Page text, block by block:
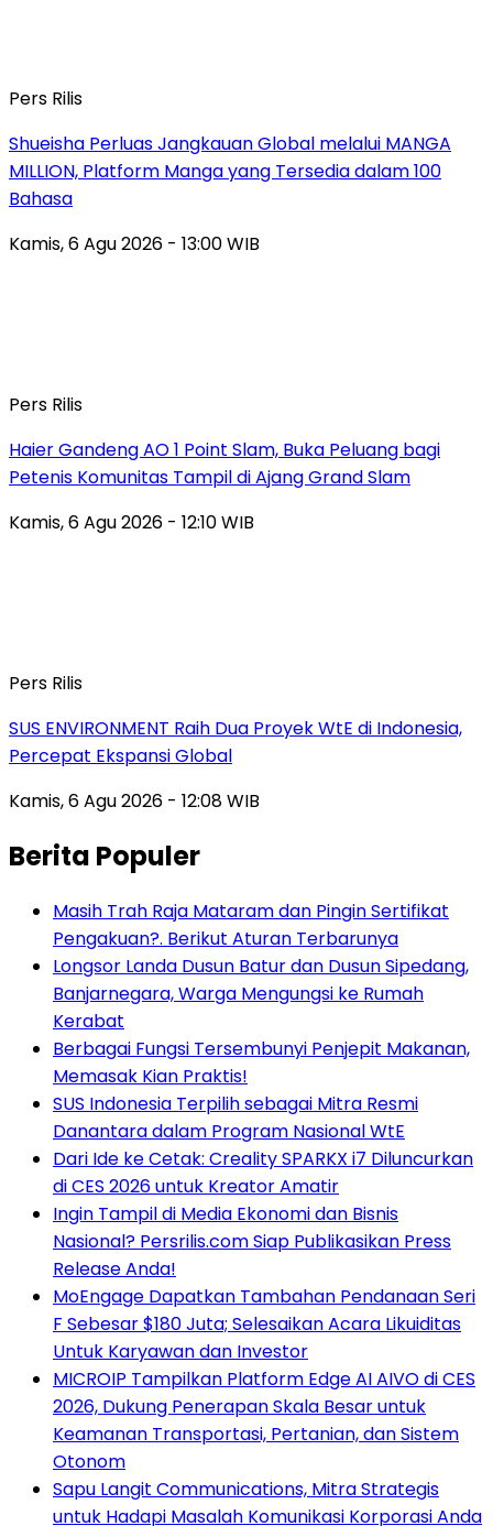
Pers Rilis
Shueisha Perluas Jangkauan Global melalui MANGA
MILLION, Platform Manga yang Tersedia dalam 100
Bahasa
Kamis, 6 Agu 2026 - 13:00 WIB
Pers Rilis
Haier Gandeng AO 1 Point Slam, Buka Peluang bagi
Petenis Komunitas Tampil di Ajang Grand Slam
Kamis, 6 Agu 2026 - 12:10 WIB
Pers Rilis
SUS ENVIRONMENT Raih Dua Proyek WtE di Indonesia,
Percepat Ekspansi Global
Kamis, 6 Agu 2026 - 12:08 WIB
Berita Populer
Masih Trah Raja Mataram dan Pingin Sertifikat
Pengakuan?. Berikut Aturan Terbarunya
Longsor Landa Dusun Batur dan Dusun Sipedang,
Banjarnegara, Warga Mengungsi ke Rumah
Kerabat
Berbagai Fungsi Tersembunyi Penjepit Makanan,
Memasak Kian Praktis!
SUS Indonesia Terpilih sebagai Mitra Resmi
Danantara dalam Program Nasional WtE
Dari Ide ke Cetak: Creality SPARKX i7 Diluncurkan
di CES 2026 untuk Kreator Amatir
Ingin Tampil di Media Ekonomi dan Bisnis
Nasional? Persrilis.com Siap Publikasikan Press
Release Anda!
MoEngage Dapatkan Tambahan Pendanaan Seri
F Sebesar $180 Juta; Selesaikan Acara Likuiditas
Untuk Karyawan dan Investor
MICROIP Tampilkan Platform Edge AI AIVO di CES
2026, Dukung Penerapan Skala Besar untuk
Keamanan Transportasi, Pertanian, dan Sistem
Otonom
Sapu Langit Communications, Mitra Strategis
untuk Hadapi Masalah Komunikasi Korporasi Anda